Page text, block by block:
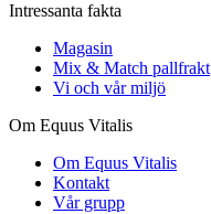
Intressanta fakta
Magasin
Mix & Match pallfrakt
Vi och vår miljö
Om Equus Vitalis
Om Equus Vitalis
Kontakt
Vår grupp